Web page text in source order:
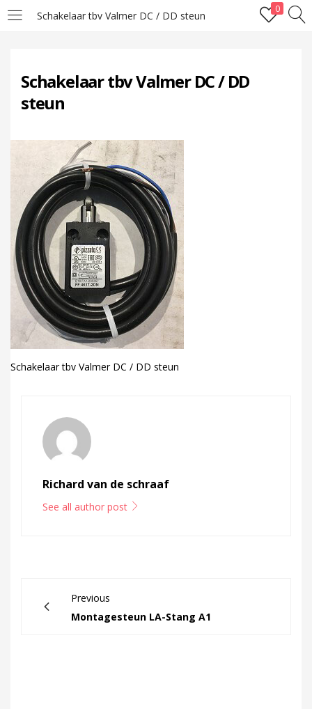
Schakelaar tbv Valmer DC / DD steun
0
LOGIN
Enter your username and password to login.
Remember me
Schakelaar tbv Valmer DC / DD
steun
Schakelaar tbv Valmer DC / DD steun
Richard van de schraaf
See all author post
Previous
Montagesteun LA-Stang A1